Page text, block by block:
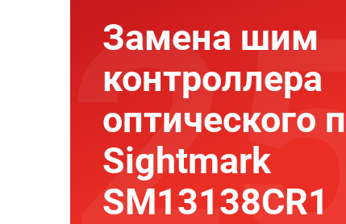
Замена шим
контроллера
оптического
Sightmark
SM13138CR1